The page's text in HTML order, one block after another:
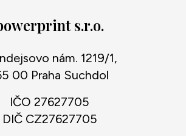
s.r.o.
nám. 1219/1,
00 Praha Suchdol
IČO 27627705
DIČ CZ27627705